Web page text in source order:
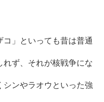
」といっても昔は普通
れず、それが核戦争にな
シンやラオウといった強